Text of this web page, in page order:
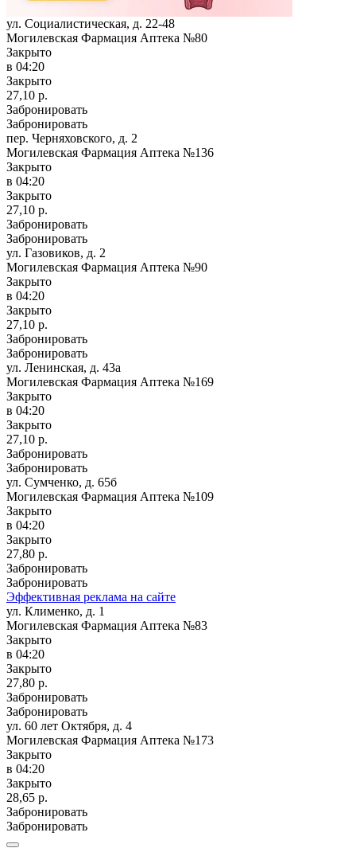
ул. Социалистическая, д. 22-48
Могилевская Фармация Аптека №80
Закрыто
в 04:20
Закрыто
27,10 р.
Забронировать
Забронировать
пер. Черняховского, д. 2
Могилевская Фармация Аптека №136
Закрыто
в 04:20
Закрыто
27,10 р.
Забронировать
Забронировать
ул. Газовиков, д. 2
Могилевская Фармация Аптека №90
Закрыто
в 04:20
Закрыто
27,10 р.
Забронировать
Забронировать
ул. Ленинская, д. 43а
Могилевская Фармация Аптека №169
Закрыто
в 04:20
Закрыто
27,10 р.
Забронировать
Забронировать
ул. Сумченко, д. 65б
Могилевская Фармация Аптека №109
Закрыто
в 04:20
Закрыто
27,80 р.
Забронировать
Забронировать
Эффективная реклама на сайте
ул. Клименко, д. 1
Могилевская Фармация Аптека №83
Закрыто
в 04:20
Закрыто
27,80 р.
Забронировать
Забронировать
ул. 60 лет Октября, д. 4
Могилевская Фармация Аптека №173
Закрыто
в 04:20
Закрыто
28,65 р.
Забронировать
Забронировать